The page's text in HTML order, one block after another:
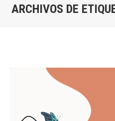
ARCHIVOS DE